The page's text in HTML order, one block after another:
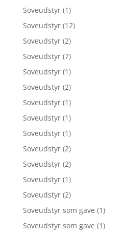
Soveudstyr (1)
Soveudstyr (12)
Soveudstyr (2)
Soveudstyr (7)
Soveudstyr (1)
Soveudstyr (2)
Soveudstyr (1)
Soveudstyr (1)
Soveudstyr (1)
Soveudstyr (2)
Soveudstyr (2)
Soveudstyr (1)
Soveudstyr (2)
Soveudstyr som gave (1)
Soveudstyr som gave (1)